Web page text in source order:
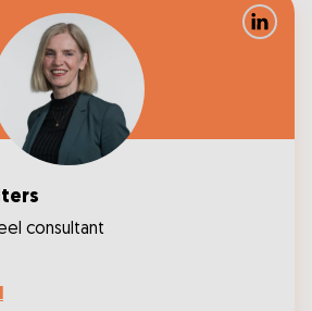
LinkedIn
consultant